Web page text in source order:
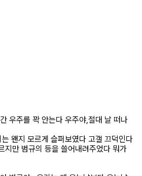
우주를 꽉 안는다 우주야,절대 날 떠나
왠지 모르게 슬퍼보였다 고갤 끄덕인다
지만 범규의 등을 쓸어내려주었다 뭐가